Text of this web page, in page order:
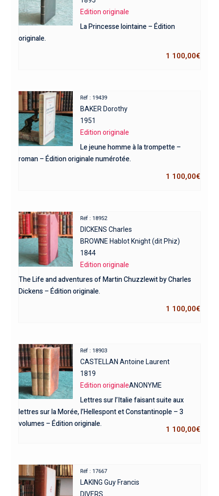
Edition originale
La Princesse lointaine – Édition
originale.
1 100,00€
Réf : 19439
BAKER Dorothy
1951
Edition originale
Le jeune homme à la trompette –
roman – Édition originale numérotée.
1 100,00€
Réf : 18952
DICKENS Charles
BROWNE Hablot Knight (dit Phiz)
1844
Edition originale
The Life and adventures of Martin Chuzzlewit by Charles
Dickens – Édition originale.
1 100,00€
Réf : 18903
CASTELLAN Antoine Laurent
1819
Edition originaleANONYME
Lettres sur l’Italie faisant suite aux
lettres sur la Morée, l’Hellespont et Constantinople – 3
volumes – Édition originale.
1 100,00€
Réf : 17667
LAKING Guy Francis
DIVERS